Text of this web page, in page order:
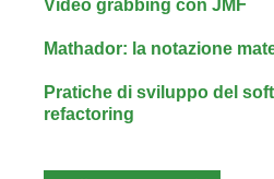
Video grabbing con JMF
Mathador: la notazione
Pratiche di sviluppo del
refactoring